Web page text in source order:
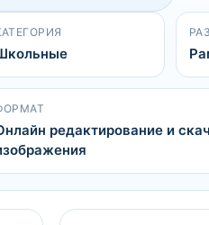
редактирование и